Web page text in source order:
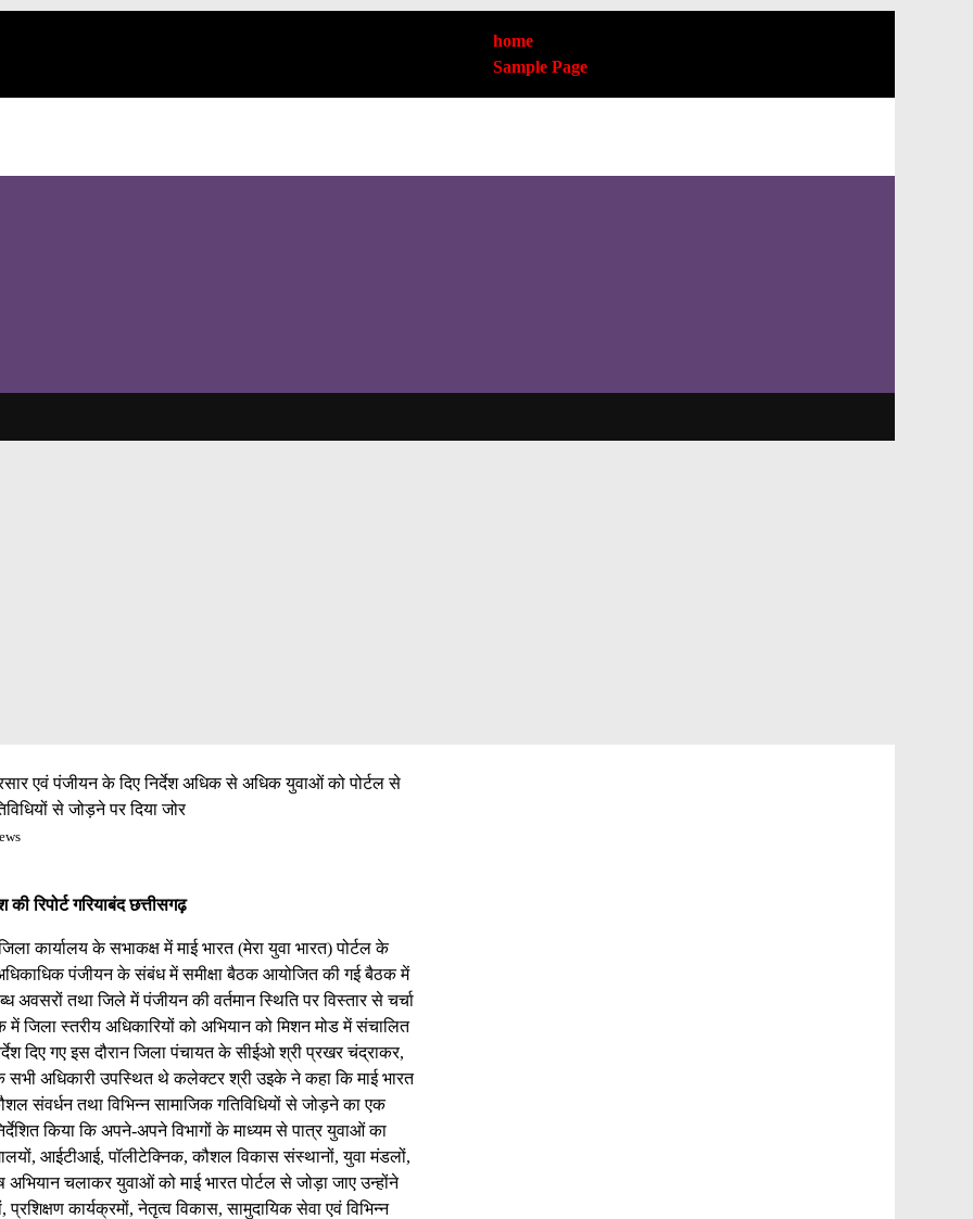
home
Sample Page
एवं पंजीयन के दिए निर्देश अधिक से अधिक युवाओं को पोर्टल से
से जोड़ने पर दिया जोर
रिपोर्ट गरियाबंद छत्तीसगढ़
कार्यालय के सभाकक्ष में माई भारत (मेरा युवा भारत) पोर्टल के
पंजीयन के संबंध में समीक्षा बैठक आयोजित की गई बैठक में
अवसरों तथा जिले में पंजीयन की वर्तमान स्थिति पर विस्तार से चर्चा
जिला स्तरीय अधिकारियों को अभियान को मिशन मोड में संचालित
दिए गए इस दौरान जिला पंचायत के सीईओ श्री प्रखर चंद्राकर,
अधिकारी उपस्थित थे कलेक्टर श्री उइके ने कहा कि माई भारत
संवर्धन तथा विभिन्न सामाजिक गतिविधियों से जोड़ने का एक
किया कि अपने-अपने विभागों के माध्यम से पात्र युवाओं का
आईटीआई, पॉलीटेक्निक, कौशल विकास संस्थानों, युवा मंडलों,
चलाकर युवाओं को माई भारत पोर्टल से जोड़ा जाए उन्होंने
कार्यक्रमों, नेतृत्व विकास, सामुदायिक सेवा एवं विभिन्न